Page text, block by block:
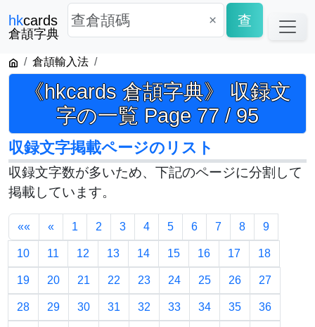
hkcards
倉頡字典
× 查
倉頡輸入法
《hkcards 倉頡字典》 収録文
字の一覧 Page 77 / 95
収録文字掲載ページのリスト
収録文字数が多いため、下記のページに分割して
掲載しています。
«« « 1 2 3 4 5 6 7 8 9
10 11 12 13 14 15 16 17 18
19 20 21 22 23 24 25 26 27
28 29 30 31 32 33 34 35 36